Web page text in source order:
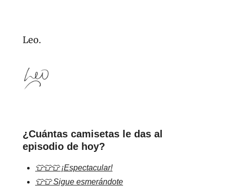
Leo.
¿Cuántas camisetas le das al
episodio de hoy?
👕👕👕 ¡Espectacular!
👕👕 Sigue esmerándote